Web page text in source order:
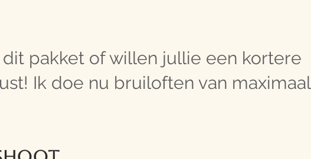
pakket of willen jullie een kortere
Ik doe nu bruiloften van maximaal